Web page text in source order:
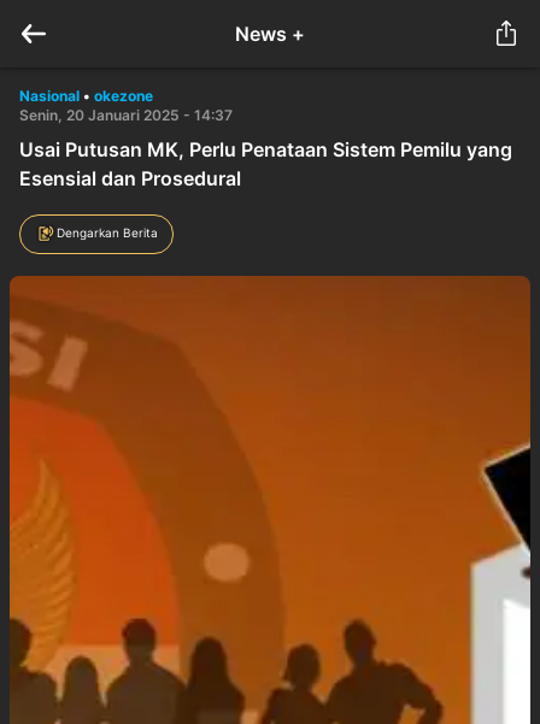
News +
Nasional • okezone
Senin, 20 Januari 2025 - 14:37
Usai Putusan MK, Perlu Penataan Sistem Pemilu yang
Esensial dan Prosedural
Dengarkan Berita